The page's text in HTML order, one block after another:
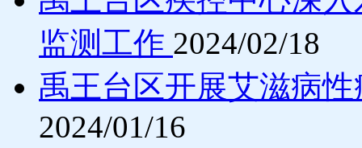
监测工作 2024/02/18
禹王台区开展艾滋病
2024/01/16